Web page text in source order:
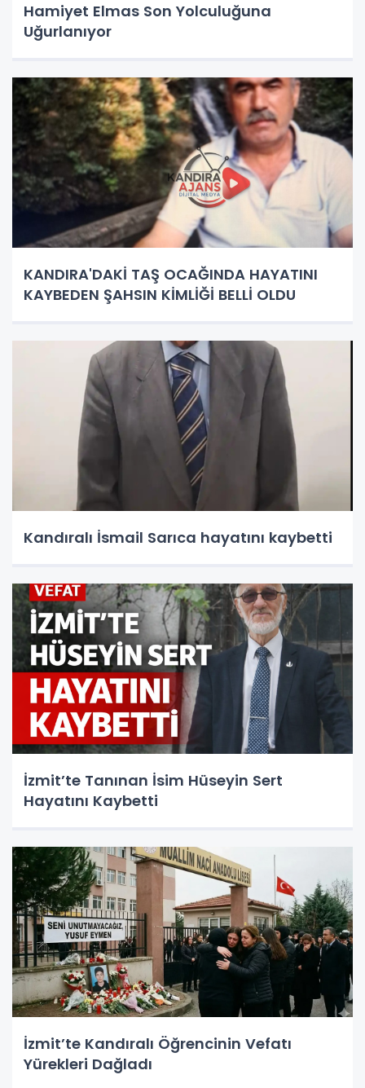
Hamiyet Elmas Son Yolculuğuna
Uğurlanıyor
KANDIRA'DAKİ TAŞ OCAĞINDA HAYATINI
KAYBEDEN ŞAHSIN KİMLİĞİ BELLİ OLDU
Kandıralı İsmail Sarıca hayatını kaybetti
İzmit’te Tanınan İsim Hüseyin Sert
Hayatını Kaybetti
İzmit’te Kandıralı Öğrencinin Vefatı
Yürekleri Dağladı